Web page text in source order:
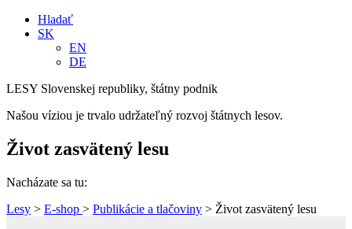
Hladať
SK
EN
DE
LESY Slovenskej republiky, štátny podnik
Našou víziou je trvalo udržateľný rozvoj štátnych lesov.
Život zasvätený lesu
Nacházate sa tu:
Lesy > E-shop > Publikácie a tlačoviny > Život zasvätený lesu